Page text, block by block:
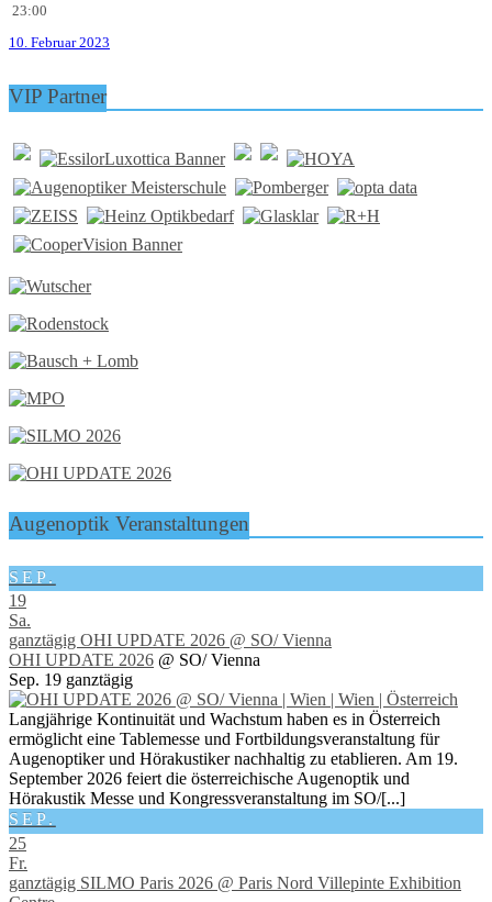
23:00
10. Februar 2023
VIP Partner
Augenoptik Veranstaltungen
SEP.
19
Sa.
ganztägig OHI UPDATE 2026 @ SO/ Vienna
OHI UPDATE 2026 @ SO/ Vienna
Sep. 19 ganztägig
Langjährige Kontinuität und Wachstum haben es in Österreich
ermöglicht eine Tablemesse und Fortbildungsveranstaltung für
Augenoptiker und Hörakustiker nachhaltig zu etablieren. Am 19.
September 2026 feiert die österreichische Augenoptik und
Hörakustik Messe und Kongressveranstaltung im SO/[...]
SEP.
25
Fr.
ganztägig SILMO Paris 2026 @ Paris Nord Villepinte Exhibition